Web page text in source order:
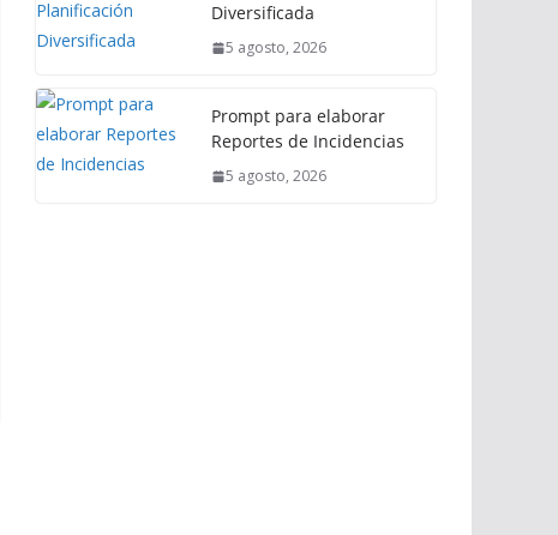
Diversificada
5 agosto, 2026
Prompt para elaborar
Reportes de Incidencias
5 agosto, 2026